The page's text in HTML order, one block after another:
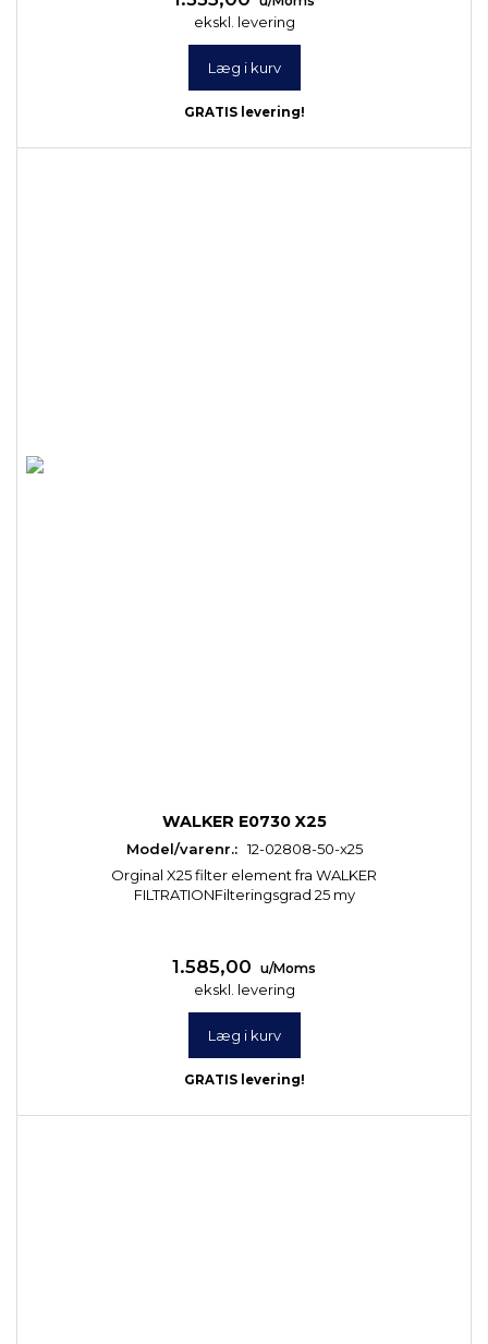
ekskl. levering
Læg i kurv
GRATIS levering!
WALKER E0730 X25
Model/varenr.: 12-02808-50-x25
Orginal X25 filter element fra WALKER
FILTRATIONFilteringsgrad 25 my
1.585,00 u/Moms
ekskl. levering
Læg i kurv
GRATIS levering!